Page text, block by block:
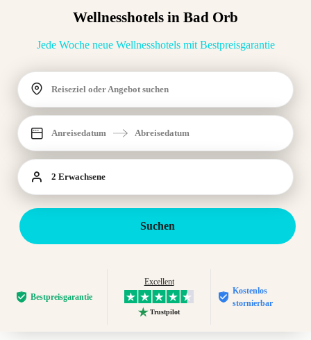
Wellnesshotels in Bad Orb
Jede Woche neue Wellnesshotels mit Bestpreisgarantie
Reiseziel oder Angebot suchen
Anreisedatum Abreisedatum
2 Erwachsene
Suchen
Bestpreis­garantie
Excellent
Trustpilot
Kostenlos
stornierbar